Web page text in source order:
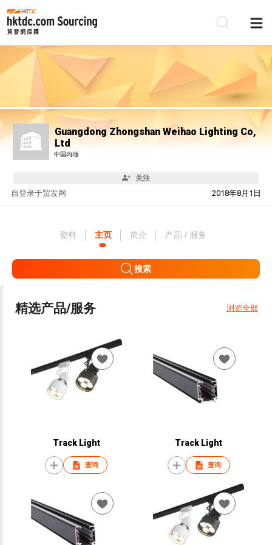
Guangdong Zhongshan Weihao Lighting Co,
Ltd
中国内地
关注
自 2018年8月1日
登录于贸发网
资料 主页 简介 产品 / 服务
搜索
精选产品/服务 浏览全部
Track Light
查询
Track Light
查询